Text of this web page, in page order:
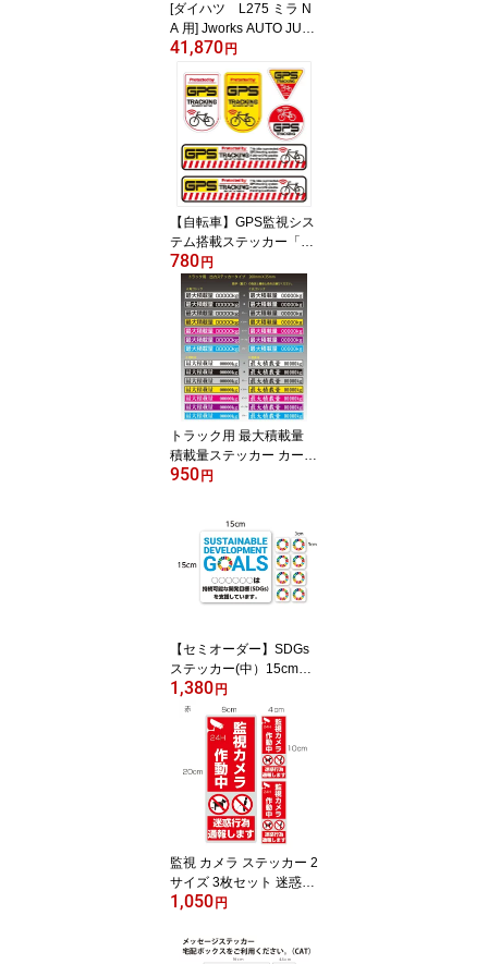
[ダイハツ L275 ミラ N
A 用] Jworks AUTO JUW
ELL フロントパイプ
41,870 円
【自転車】GPS監視シス
テム搭載ステッカー「G
PS TRACKING」6枚 自
転車防犯 自転車盗難防止
防犯ステッカー シールセ
ット 防犯用 盗難防止 シ
ール ステッカー セット
盗難 防止 対策 防犯対策
ステッカー 自転車シール
ダミー フェイク 防犯シ
ール 防犯グッズ 防犯対
策グッズ
780 円
トラック用 最大積載量
積載量ステッカー カース
テッカー オーダーシール
応 車 車用品 カー用品 お
しゃれ 最大 積載 量 積載
量 積載車 トラック用品 2
6cm×3.5cm 高耐候屋外
能!
950 円
【セミオーダー】SDGs
ステッカー(中）15cm
「持続可能な開発目標
（SDGs）を支援してい
ます。」店名、社名、団
体名等をお入れしてお渡
しします。
1,380 円
監視 カメラ ステッカー 2
サイズ 3枚セット 迷惑行
為通報します 不審者 録
外 防犯グッズ 防犯カメ
ラ作動中 ダミー フェイ
1,050 円